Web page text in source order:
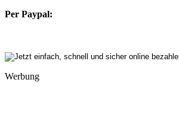
Per Paypal:
Werbung